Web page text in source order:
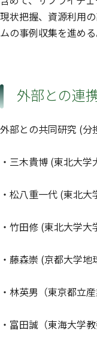
現状把握、資源利用
ムの事例収集を進める
外部との連
外部との共同研究 (分
・三木貴博 (東北大
・松八重一代 (東北
・竹田修 (東北大学
・藤森崇 (京都大学
・林英男（東京都立
・富田誠（東海大学